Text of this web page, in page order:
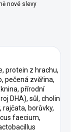
nové slevy
protein z hrachu,
pečená zvěřina,
přírodní
DHA), sůl, cholin
rajčata, borůvky,
faecium,